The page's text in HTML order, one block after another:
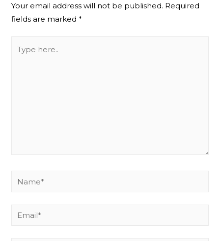
Your email address will not be published. Required
fields are marked*
here..
Name*
Email*